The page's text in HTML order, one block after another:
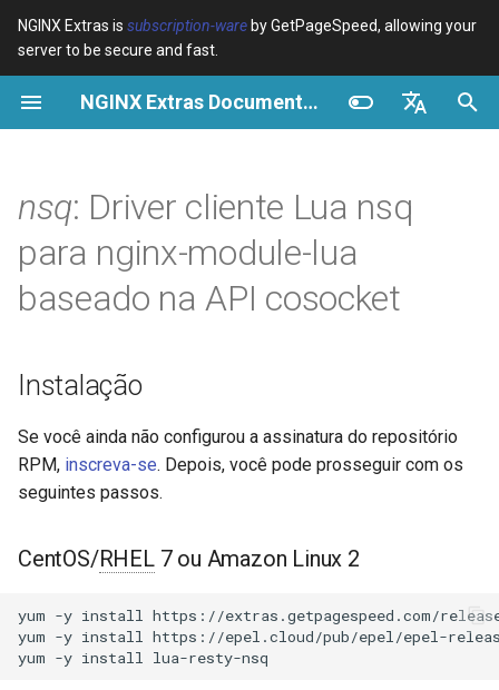
NGINX Extras is subscription-ware by GetPageSpeed, allowing your
server to be secure and fast.
NGINX Extras Documentation
Español
Français
I
n
a
l
z
a
n
o
u
device-type Variables
Examples
Troubleshooting
geoip2
Directives
Examples
Troubleshooting
pagespeed
abuse-guard
access-control
array-var
CentOS/RHEL 7 ou Amazon
Linux 2
CentOS/RHEL 8+, Fedora
Linux, Amazon Linux 2023
resty.nsq.producer
pub
VPS/Dedicated - FastCGI
Cache
cPanel EA4 - Proxy Cache
Desempenho
Segurança
RHEL/CentOS
NGINX-MOD - NGINX
aprimorado com HTTP/3,
HPACK e verificações de
Servidor Web Tengine -
Rocky Linux
Módulos NGINX para o Painel
RPM
Módulos NGINX do cPanel
EA4 - Transforme ea-nginx
em uma Potência de
nsq: Driver cliente Lua nsq
para nginx-module-lua
baseado na API cosocket
Instalação
Se você ainda não configurou a assinatura do repositório
RPM, inscreva-se. Depois, você pode prosseguir com os
seguintes passos.
CentOS/RHEL7 ou Amazon Linux 2
yum -y install
https://extras.getpagespeed.com/
yum -y install
https://epel.cloud/pub/epel/epel-
yum -y install